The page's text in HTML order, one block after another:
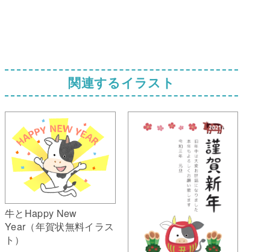
関連するイラスト
牛とHappy New
Year（年賀状無料イラス
ト）